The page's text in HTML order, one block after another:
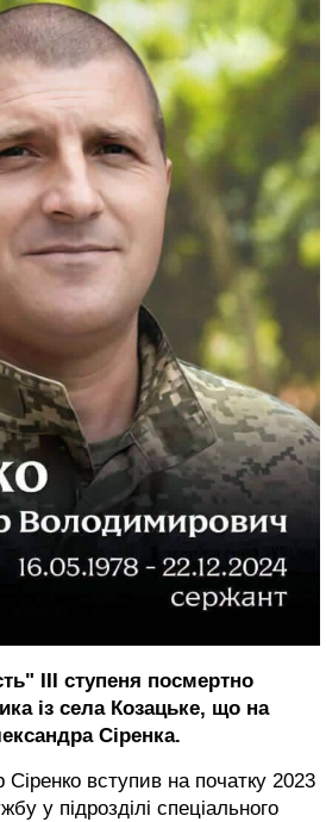
ІІІ ступеня посмертно
із села Козацьке, що на
Сіренка.
вступив на початку 2023
у підрозділі спеціального